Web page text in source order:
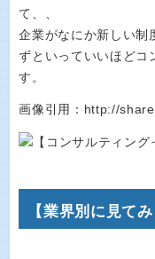
て、、
企業がなにか新しい制
ずといっていいほどコ
す。
画像引用：http://
【業界別に見てみ